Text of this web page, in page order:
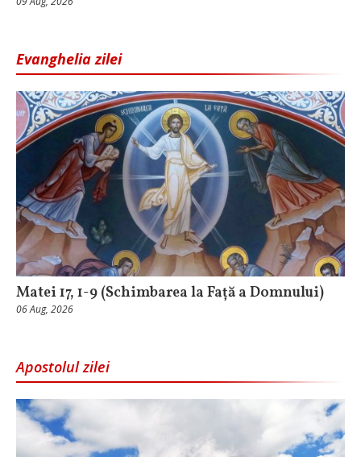
Evanghelia zilei
Matei 17, 1-9 (Schimbarea la Față a Domnului)
06 Aug, 2026
Apostolul zilei